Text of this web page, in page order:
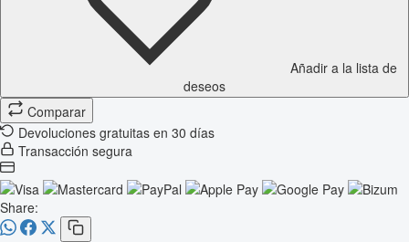
Añadir a la lista de
deseos
Comparar
Devoluciones gratuitas en 30 días
Transacción segura
Share: